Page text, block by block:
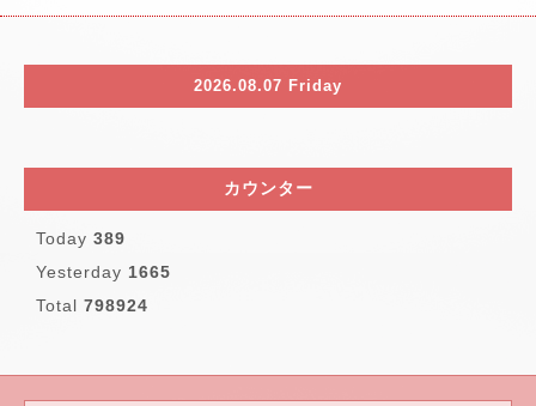
2026.08.07 Friday
カウンター
Today 389
Yesterday 1665
Total 798924